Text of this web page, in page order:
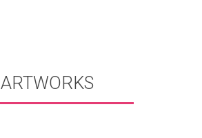
ARTWORKS